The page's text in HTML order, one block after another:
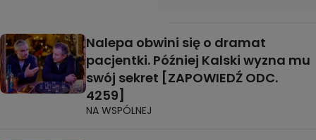
Nalepa obwini się o dramat
pacjentki. Później Kalski wyzna mu
swój sekret [ZAPOWIEDŹ ODC.
4259]
NA WSPÓLNEJ